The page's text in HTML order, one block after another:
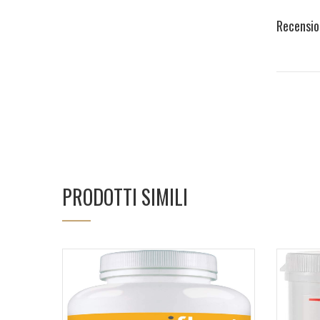
PRODOTTI SIMILI